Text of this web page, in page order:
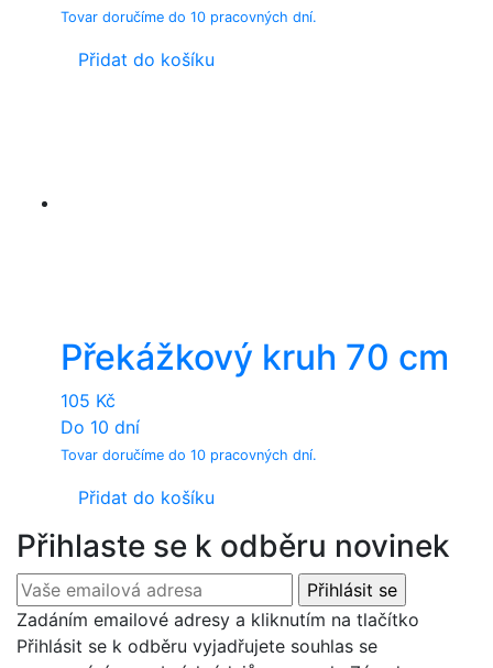
Tovar doručíme do 10 pracovných dní.
Přidat do košíku
Překážkový kruh 70 cm
105 Kč
Do 10 dní
Tovar doručíme do 10 pracovných dní.
Přidat do košíku
Přihlaste se k odběru novinek
Zadáním emailové adresy a kliknutím na tlačítko
Přihlásit se k odběru vyjadřujete souhlas se